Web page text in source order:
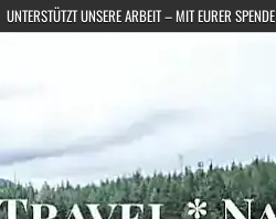
UNTERSTÜTZT UNSERE ARBEIT – MIT EURER SPENDE